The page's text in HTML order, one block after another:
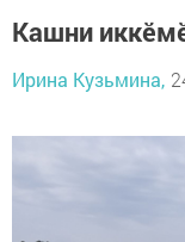
Кашни
Ирина Кузьмина,